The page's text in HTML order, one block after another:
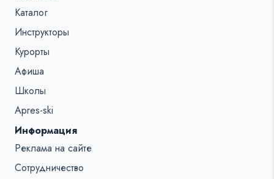
Каталог
Инструкторы
Курорты
Афиша
Школы
Apres-ski
Информация
Реклама на сайте
Сотрудничество